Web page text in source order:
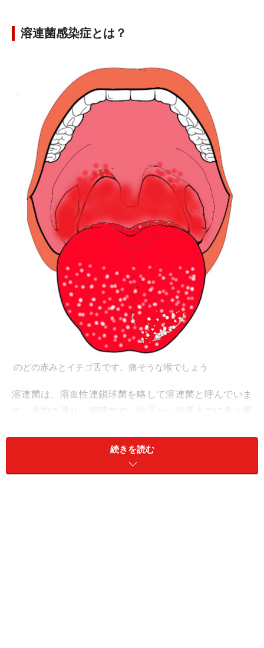
溶連菌感染症とは？
のどの赤みとイチゴ舌です。痛そうな喉でしょう
溶連菌は、溶血性連鎖球菌を略して溶連菌と呼んでいま
す。名前の通り、細菌です。幼児から学童までに多く罹
を介してうつる）と接触感染（密接に近くに居るとうつ
続きを読む